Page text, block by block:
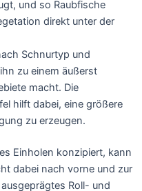
und so Raubfische
direkt unter der
Schnurtyp und
zu einem äußerst
macht. Die
hilft dabei, eine größere
zu erzeugen.
Einholen konzipiert, kann
dabei nach vorne und zur
Roll- und